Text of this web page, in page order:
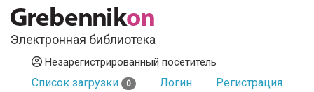
Электронная библиотека
Незарегистрированный посетитель
Список загрузки 0 Логин Регистрация